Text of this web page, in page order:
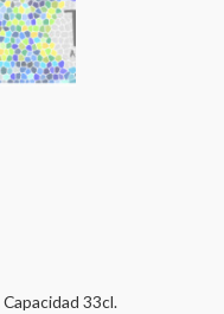
33cl.